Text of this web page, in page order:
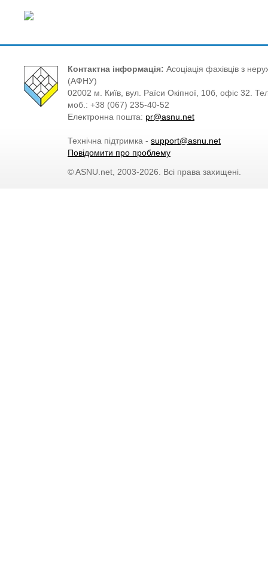
Контактна інформація: Асоціація фахівців з
(АФНУ)
02002 м. Київ, вул. Раїси Окіпної, 10б, офіс 32.
моб.: +38 (067) 235-40-52
Електронна пошта: pr@asnu.net
Технічна підтримка - support@asnu.net
Повідомити про проблему
© ASNU.net, 2003-2026. Всі права захищені.